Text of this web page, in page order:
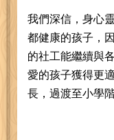
我們深信，身心
都健康的孩子，
的社工能繼續與
愛的孩子獲得更
長，過渡至小學階